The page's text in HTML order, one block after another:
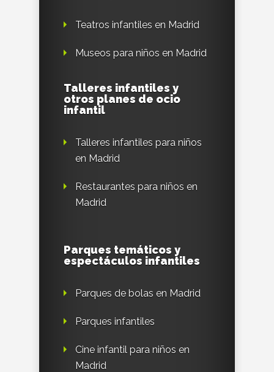
Teatros infantiles en Madrid
Museos para niños en Madrid
Talleres infantiles y
otros planes de ocio
infantil
Talleres infantiles para niños
en Madrid
Restaurantes para niños en
Madrid
Parques temáticos y
espectáculos infantiles
Parques de bolas en Madrid
Parques infantiles
Cine infantil para niños en
Madrid